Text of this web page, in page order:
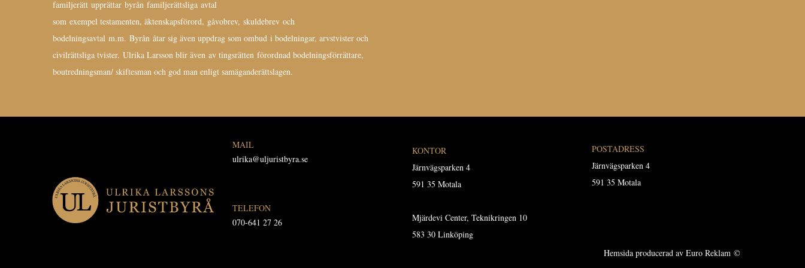
familjerätt upprättar byrån familjerättsliga avtal
som exempel testamenten, äktenskapsförord, gåvobrev, skuldebrev och
bodelningsavtal m.m. Byrån åtar sig även uppdrag som ombud i bodelningar, arvstvister och
civilrättsliga tvister. Ulrika Larsson blir även av tingsrätten förordnad bodelningsförrättare,
boutredningsman/ skiftesman och god man enligt samäganderättslagen.
MAIL
ulrika@uljuristbyra.se
TELEFON
070-641 27 26
KONTOR
Järnvägsparken 4
591 35 Motala
Mjärdevi Center, Teknikringen 10
583 30 Linköping
POSTADRESS
Järnvägsparken 4
591 35 Motala
Hemsida producerad av Euro Reklam ©